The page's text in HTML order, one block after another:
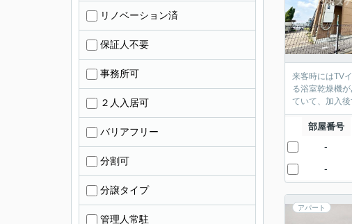
来客時にはTV
る浴室乾燥機
ていて、加入
部屋番号
-
-
アパート
リノベーション済
保証人不要
事務所可
２人入居可
バリアフリー
分割可
分譲タイプ
管理人常駐